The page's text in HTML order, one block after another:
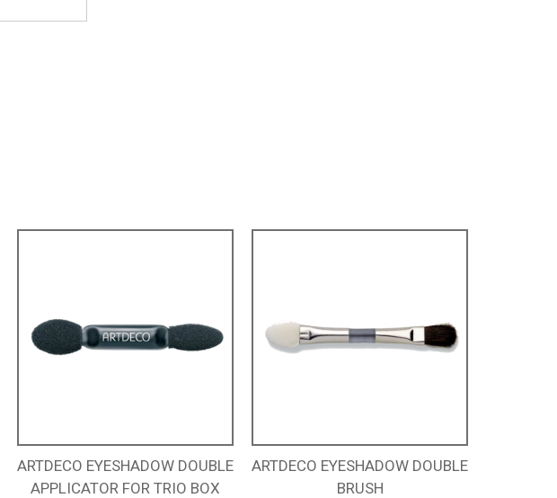
ARTDECO EYESHADOW DOUBLE
APPLICATOR FOR TRIO BOX
ARTDECO EYESHADOW DOUBLE
BRUSH